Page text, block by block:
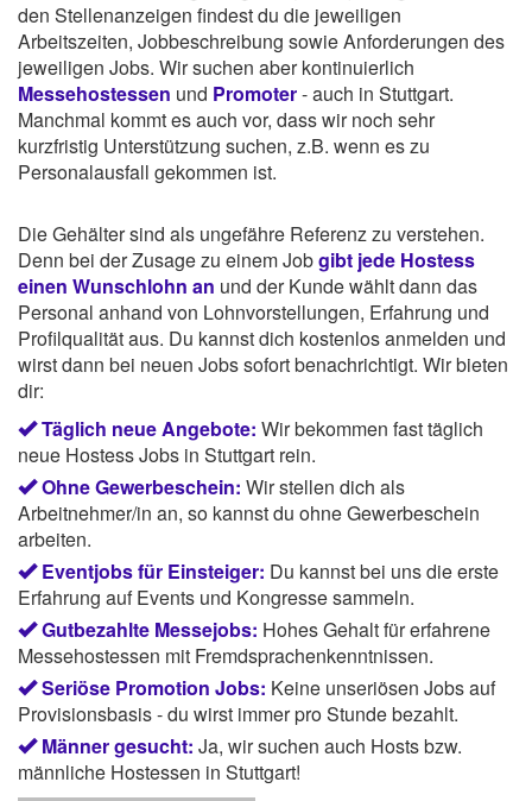
den Stellenanzeigen findest du die jeweiligen
Arbeitszeiten, Jobbeschreibung sowie Anforderungen des
jeweiligen Jobs. Wir suchen aber kontinuierlich
Messehostessen und Promoter- auch in Stuttgart.
Manchmal kommt es auch vor, dass wir noch sehr
kurzfristig Unterstützung suchen, z.B. wenn es zu
Personalausfall gekommen ist.
Die Gehälter sind als ungefähre Referenz zu verstehen.
Denn bei der Zusage zu einem Jobgibt jede Hostess
einen Wunschlohn an und der Kunde wählt dann das
Personal anhand von Lohnvorstellungen, Erfahrung und
Profilqualität aus. Du kannst dich kostenlos anmelden und
wirst dann bei neuen Jobs sofort benachrichtigt. Wir bieten
dir:
Täglich neue Angebote: Wir bekommen fast täglich
neue Hostess Jobs in Stuttgart rein.
Ohne Gewerbeschein: Wir stellen dich als
Arbeitnehmer/in an, so kannst du ohne Gewerbeschein
arbeiten.
Eventjobs für Einsteiger: Du kannst bei uns die erste
Erfahrung auf Events und Kongresse sammeln.
Gutbezahlte Messejobs: Hohes Gehalt für erfahrene
Messehostessen mit Fremdsprachenkenntnissen.
Seriöse Promotion Jobs: Keine unseriösen Jobs auf
Provisionsbasis - du wirst immer pro Stunde bezahlt.
Männer gesucht: Ja, wir suchen auch Hosts bzw.
männliche Hostessen in Stuttgart!